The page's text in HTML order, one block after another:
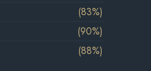
(83%)
(90%)
(88%)